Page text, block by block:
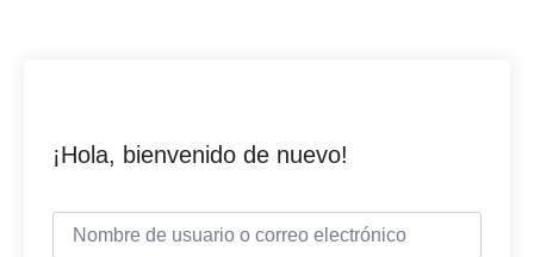
¡Hola, bienvenido de nuevo!